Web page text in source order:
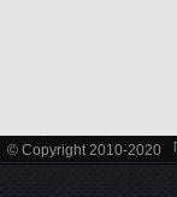
© Copyright 2010-2020 「